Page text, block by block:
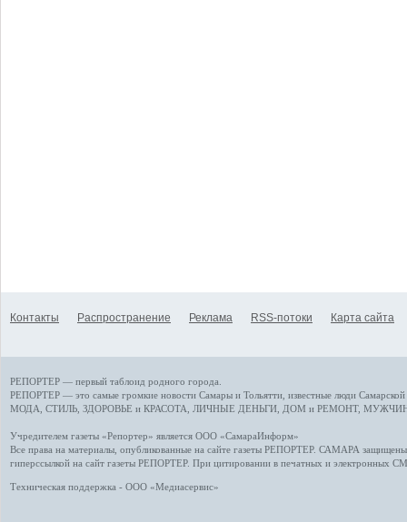
Контакты Распространение Реклама RSS-потоки Карта сайта
РЕПОРТЕР — первый таблоид родного города.
РЕПОРТЕР — это самые громкие новости Самары и Тольятти, известные люди
МОДА, СТИЛЬ ЗДОРОВЬЕ и КРАСОТА ЛИЧНЫЕ ДЕНЬГИ ДОМ и РЕМОНТ,
Учредителем газеты «Репортер» является ООО «СамараИнформ»
Все права на материалы, опубликованные на сайте газеты РЕПОРТЕР. САМАРА защищены.
гиперссылкой на сайт газеты РЕПОРТЕР. При цитировании в печатных и электронных
Техническая поддержка - ООО «Медиасервис»